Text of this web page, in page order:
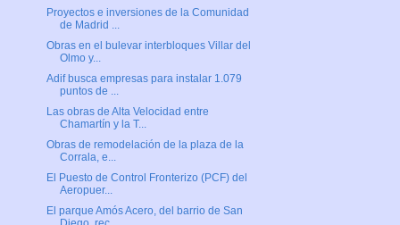
Proyectos e inversiones de la Comunidad
de Madrid ...
Obras en el bulevar interbloques Villar del
Olmo y...
Adif busca empresas para instalar 1.079
puntos de ...
Las obras de Alta Velocidad entre
Chamartín y la T...
Obras de remodelación de la plaza de la
Corrala, e...
El Puesto de Control Fronterizo (PCF) del
Aeropuer...
El parque Amós Acero, del barrio de San